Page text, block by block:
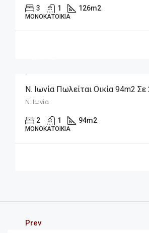
3 1 126m2
ΜΟΝΟΚΑΤΟΙΚΊΑ
Ν. Ιωνία
2 1 94m2
ΜΟΝΟΚΑΤΟΙΚΊΑ
Prev